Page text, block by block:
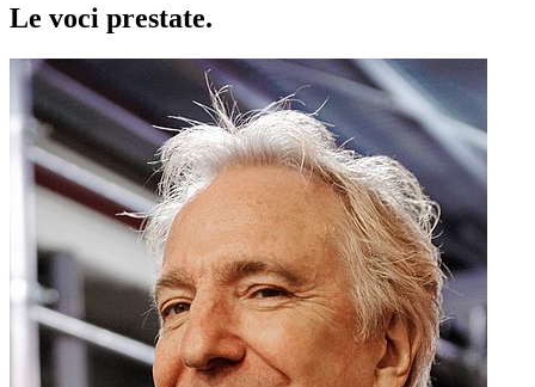
Le voci prestate.